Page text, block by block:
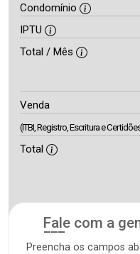
Condomínio
IPTU
Total / Mês
Venda
(ITBI, Registro, Escritura e
Total
Fale com a
Preencha os campos